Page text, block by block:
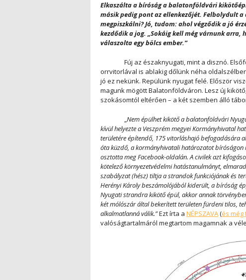
Elkaszálta a bíróság a balatonföldvári
másik pedig pont az ellenkezőjét. Felbolydult a
megpiszkálni? Jó, tudom: ahol végződik a jó
kezdődik a jog. „Sokáig kell még várnunk arra,
válaszolta egy bölcs ember.”
Fúj az északnyugati, mint a disznó.
orrvitorlával is ablakig dőlünk néha
jó ez nekünk. Repülünk nyugat felé. Először
magunk mögött Balatonföldváron. Lesz új
szokásomtól eltérően – a két szemben álló
„Nem épülhet kikötő a balatonföldvári
kívül helyezte a Veszprém megyei Kormányhivatal
területére építendő, 175 vitorláshajó befogadására
óta küzdő, a kormányhivatali határozatot
osztotta meg Facebook-oldalán. A civilek azt
kötelező környezetvédelmi hatástanulmányt,
szabályzat (hész) tiltja a strandok funkciójának és
Herényi Károly beszámolójából kiderült, a bíróság
Nyugati strandra kikötő épül, akkor annak
két mólószár által bekerített területen fürdeni tilos,
alkalmatlanná válik.”Ezt írta a NÉPSZAVA(és még
valóságtartalmáról megtartom magamnak a